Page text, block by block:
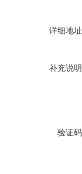
详细地
补充说
验证